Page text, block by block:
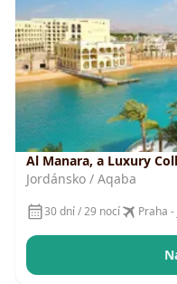
Al Manara, a Luxury
Aqaba
Jordánsko / Aqaba
30 dní / 29 nocí Praha